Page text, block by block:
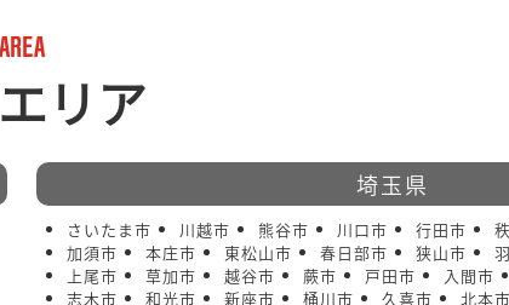
AREA
リア
埼玉県
さいたま市 川越市 熊谷市 川口市 行田市
加須市
本庄市 東松山市 春日部市 狭山市
上尾市
草加市 越谷市 蕨市 戸田市 入間市
志木市
和光市 新座市 桶川市 久喜市 北本市